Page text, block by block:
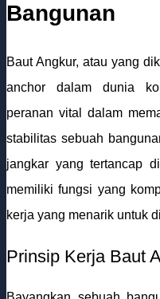
Bangunan
Baut Angkur, atau yang
anchor dalam dunia
peranan vital dalam
stabilitas sebuah
jangkar yang tertancap
memiliki fungsi yang
kerja yang menarik untuk
Prinsip Kerja Baut